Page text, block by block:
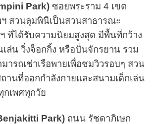
Park) ซอยพระราม 4 เขต
สวนลุมพินีเป็นสวนสาธารณะ
ฯ ที่ได้รับความนิยมสูงสุด มีพื้นที่กว้าง
เล่น วิ่งจ็อกกิ้ง หรือปั่นจักรยาน รวม
ารถเช่าเรือพายเพื่อชมวิวรอบๆ สวน
านที่ออกกำลังกายและสนามเด็กเล่น
กเพศทุกวัย
Park) ถนน รัชดาภิเษก